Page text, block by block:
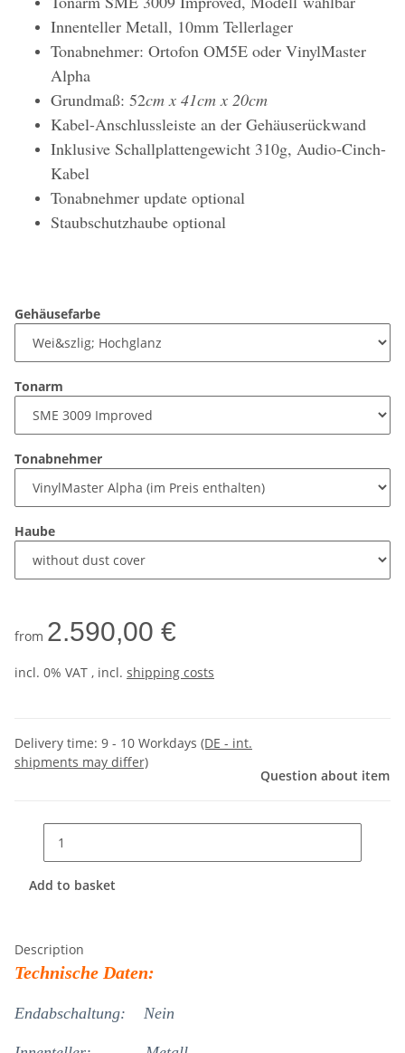
Innenteller Metall, 10mm Tellerlager
Tonabnehmer: Ortofon OM5E oder VinylMaster
Alpha
Grundmaß: 52cm x 41cm x 20cm
Kabel-Anschlussleiste an der Gehäuserückwand
Inklusive Schallplattengewicht 310g, Audio-Cinch-
Kabel
Tonabnehmer update optional
Staubschutzhaube optional
Gehäusefarbe
Tonarm
Tonabnehmer
Haube
from 2.590,00 €
incl. 0% VAT , incl. shipping costs
Delivery time: 9 - 10 Workdays (DE - int.
shipments may differ)
Question about item
Add to basket
Description
Technische Daten:
Endabschaltung: Nein